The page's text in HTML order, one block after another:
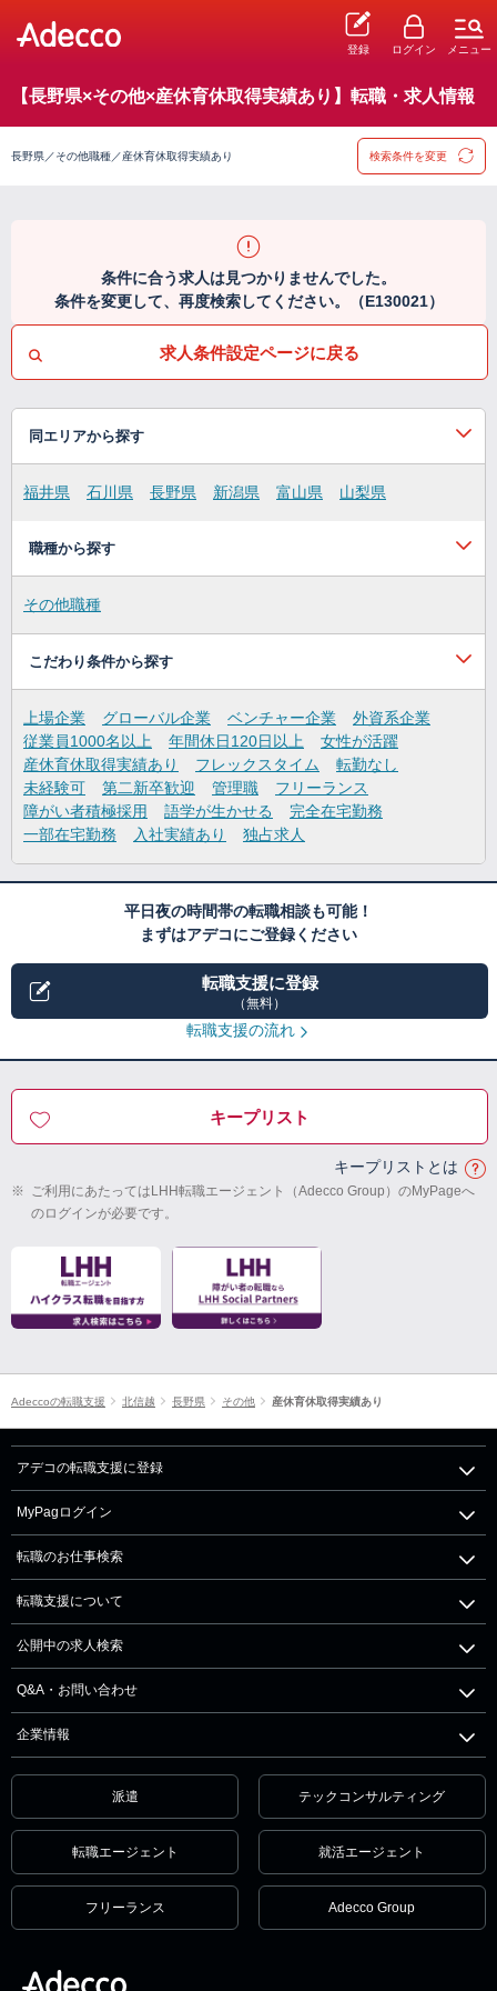
登録 ログイン メニュー
【長野県×その他×産休育休取得実績あり】転職・求人情報
長野県／その他職種／産休育休取得実績あり 検索条件を変更
条件に合う求人は見つかりませんでした。
条件を変更して、再度検索してください。（E130021）
求人条件設定ページに戻る
同エリアから探す
福井県 石川県 長野県 新潟県 富山県 山梨県
職種から探す
その他職種
こだわり条件から探す
上場企業 グローバル企業 ベンチャー企業
外資系企業
従業員1000名以上
年間休日120日以上
女性が活躍
産休育休取得実績あり
フレックスタイム
転勤なし
未経験可
第二新卒歓迎 管理職
フリーランス
障がい者積極採用
語学が生かせる
完全在宅勤務
一部在宅勤務
入社実績あり 独占求人
平日夜の時間帯の転職相談も可能！
まずはアデコにご登録ください
転職支援に登録
（無料）
転職支援の流れ
キープリスト
キープリストとは
※ ご利用にあたってはLHH転職エージェント（Adecco Group）のMyPageへ
のログインが必要です。
Adeccoの転職支援 北信越 長野県 その他 産休育休取得実績あり
アデコの転職支援に登録
MyPagログイン
転職のお仕事検索
転職支援について
公開中の求人検索
Q&A・お問い合わせ
企業情報
派遣 テックコンサルティング
転職エージェント 就活エージェント
フリーランス Adecco Group